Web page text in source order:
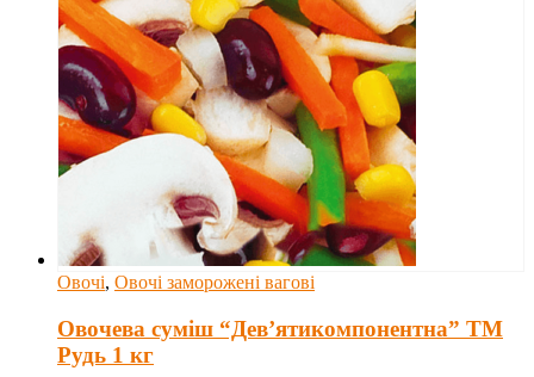
Овочі, Овочі заморожені вагові
Овочева суміш “Дев’ятикомпонентна” ТМ
Рудь 1 кг